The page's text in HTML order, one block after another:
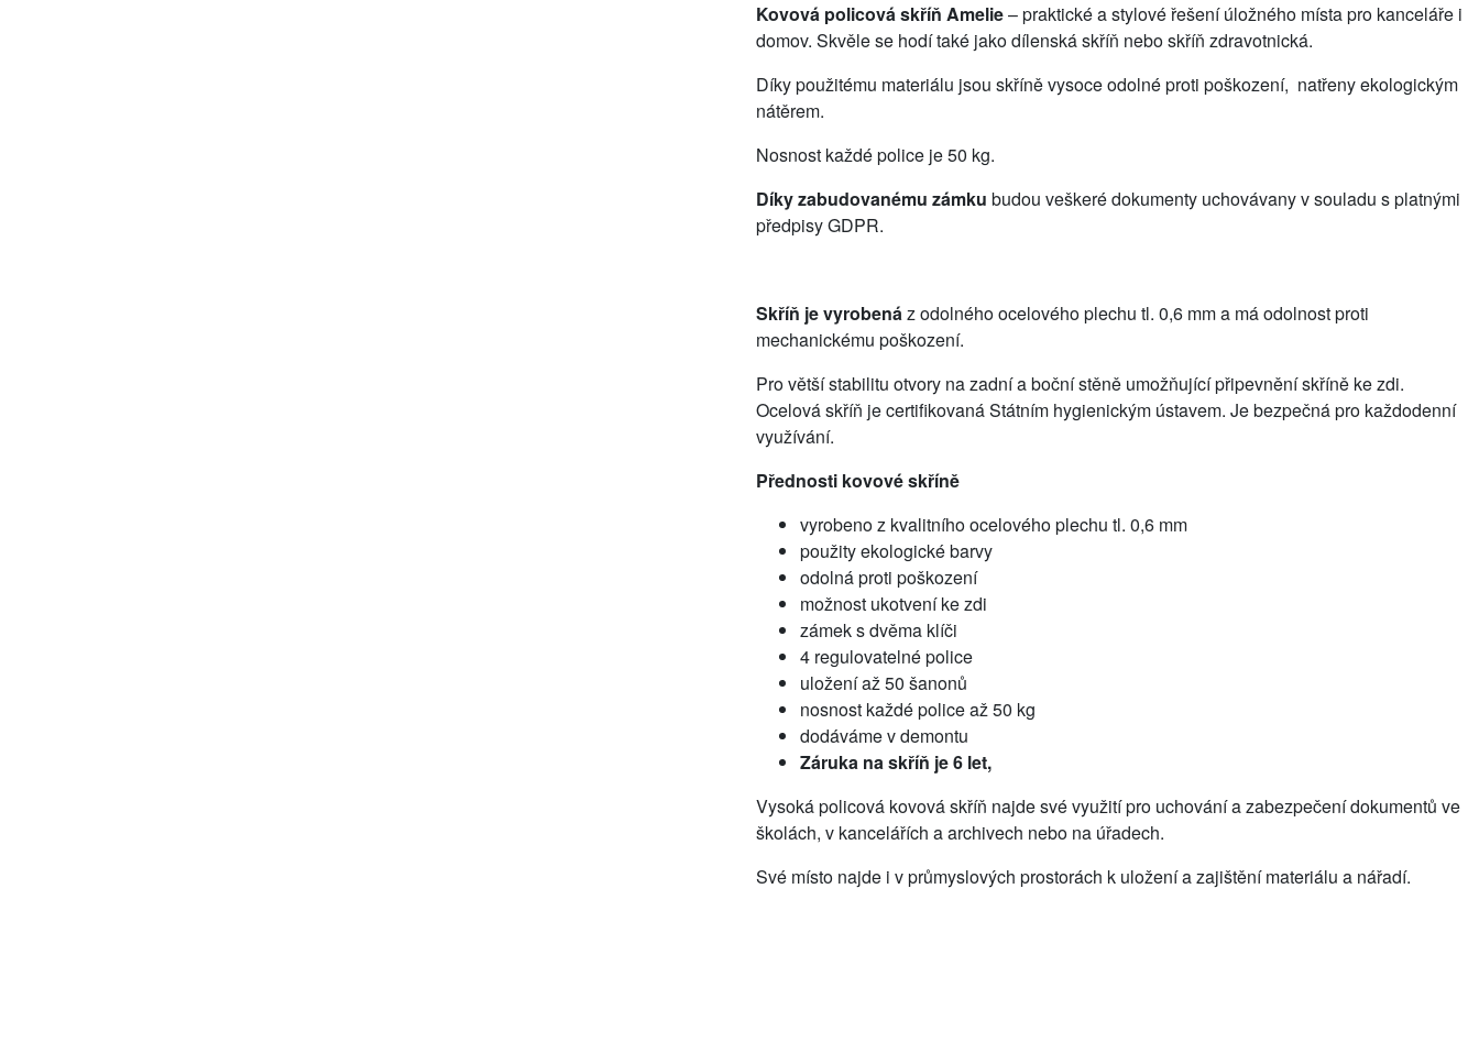
Kovová policová skříň Amelie– praktické a stylové řešení úložného místa pro kanceláře i
domov. Skvěle se hodí také jako dílenská skříň nebo skříň zdravotnická.
Díky použitému materiálu jsou skříně vysoce odolné proti poškození, natřeny ekologickým
nátěrem.
Nosnost každé police je 50 kg.
Díky zabudovanému zámku budou veškeré dokumenty uchovávany v souladu s platnými
předpisy GDPR.
Skříň je vyrobenáz odolného ocelového plechu tl. 0,6 mm a má odolnost proti
mechanickému poškození.
Pro větší stabilitu otvory na zadní a boční stěně umožňující připevnění skříně ke zdi.
Ocelová skříň je certifikovaná Státním hygienickým ústavem. Je bezpečná pro každodenní
využívání.
Přednosti kovové skříně
vyrobeno z kvalitního ocelového plechu tl. 0,6 mm
použity ekologické barvy
odolná proti poškození
možnost ukotvení ke zdi
zámek s dvěma klíči
4 regulovatelné police
uložení až 50 šanonů
nosnost každé police až 50 kg
dodáváme v demontu
Záruka na skříň je 6 let,
​Vysoká policová kovová skříň najde své využití pro uchování a zabezpečení dokumentů ve
školách, v kancelářích a archivech nebo na úřadech.
Své místo najde i v průmyslových prostorách k uložení a zajištění materiálu a nářadí.